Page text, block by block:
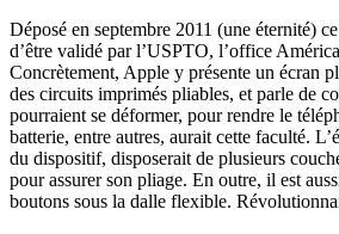
Déposé en septembre 2011 (une éternité)
d’être validé par l’USPTO, l’office
Concrètement, Apple y présente un écran
des circuits imprimés pliables, et parle de
pourraient se déformer, pour rendre le
batterie, entre autres, aurait cette faculté.
du dispositif, disposerait de plusieurs
pour assurer son pliage. En outre, il est
boutons sous la dalle flexible.